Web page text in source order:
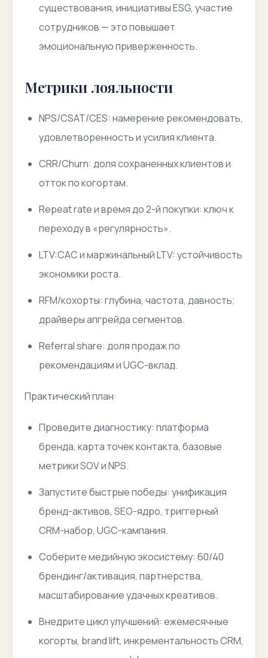
существования, инициативы ESG, участие
сотрудников — это повышает
эмоциональную приверженность.
Метрики лояльности
NPS/CSAT/CES: намерение рекомендовать,
удовлетворенность и усилия клиента.
CRR/Churn: доля сохраненных клиентов и
отток по когортам.
Repeat rate и время до 2-й покупки: ключ к
переходу в «регулярность».
LTV:CAC и маржинальный LTV: устойчивость
экономики роста.
RFM/кохорты: глубина, частота, давность;
драйверы апгрейда сегментов.
Referral share: доля продаж по
рекомендациям и UGC-вклад.
Практический план:
Проведите диагностику: платформа
бренда, карта точек контакта, базовые
метрики SOV и NPS.
Запустите быстрые победы: унификация
бренд-активов, SEO-ядро, триггерный
CRM-набор, UGC-кампания.
Соберите медийную экосистему: 60/40
брендинг/активация, партнерства,
масштабирование удачных креативов.
Внедрите цикл улучшений: ежемесячные
когорты, brand lift, инкрементальность CRM,